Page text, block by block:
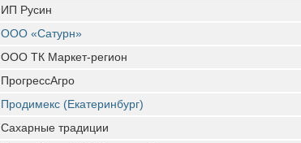
ИП Русин
ООО «Сатурн»
ООО ТК Маркет-регион
ПрогрессАгро
Продимекс (Екатеринбург)
Сахарные традиции